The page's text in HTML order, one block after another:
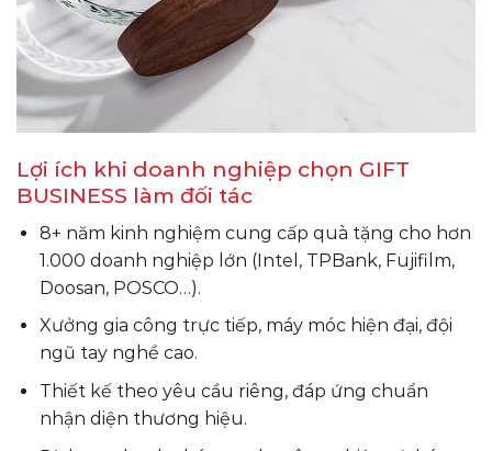
Lợi ích khi doanh nghiệp chọn GIFT
BUSINESS làm đối tác
8+ năm kinh nghiệm cung cấp quà tặng cho hơn
1.000 doanh nghiệp lớn (Intel, TPBank, Fujifilm,
Doosan, POSCO…).
Xưởng gia công trực tiếp, máy móc hiện đại, đội
ngũ tay nghề cao.
Thiết kế theo yêu cầu riêng, đáp ứng chuẩn
nhận diện thương hiệu.